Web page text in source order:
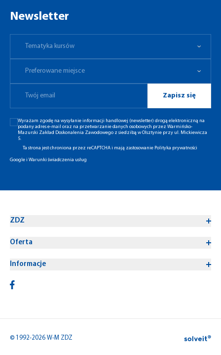
Newsletter
Tematyka kursów
Preferowane miejsce
Zapisz się
Wyrażam zgodę na wysyłanie informacji handlowej (newsletter) drogą elektroniczną na
podany adres e-mail oraz na przetwarzanie danych osobowych przez Warmińsko-
Mazurski Zakład Doskonalenia Zawodowego z siedzibą w Olsztynie przy ul. Mickiewicza
5.
Ta strona jest chroniona przez reCAPTCHA i mają zastosowanie Polityka prywatności
Googlei Warunki świadczenia usług
ZDZ
Oferta
Informacje
© 1992-2026 W-M ZDZ